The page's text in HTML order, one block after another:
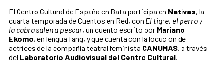
El Centro Cultural de España en Bata participa en Nativas, la
cuarta temporada de Cuentos en Red, con El tigre, el perro y
la cabra salen a pescar, un cuento escrito por Mariano
Ekomo, en lengua fang, y que cuenta con la locución de
actrices de la compañía teatral feminista CANUMAS, a través
del Laboratorio Audiovisual del Centro Cultural